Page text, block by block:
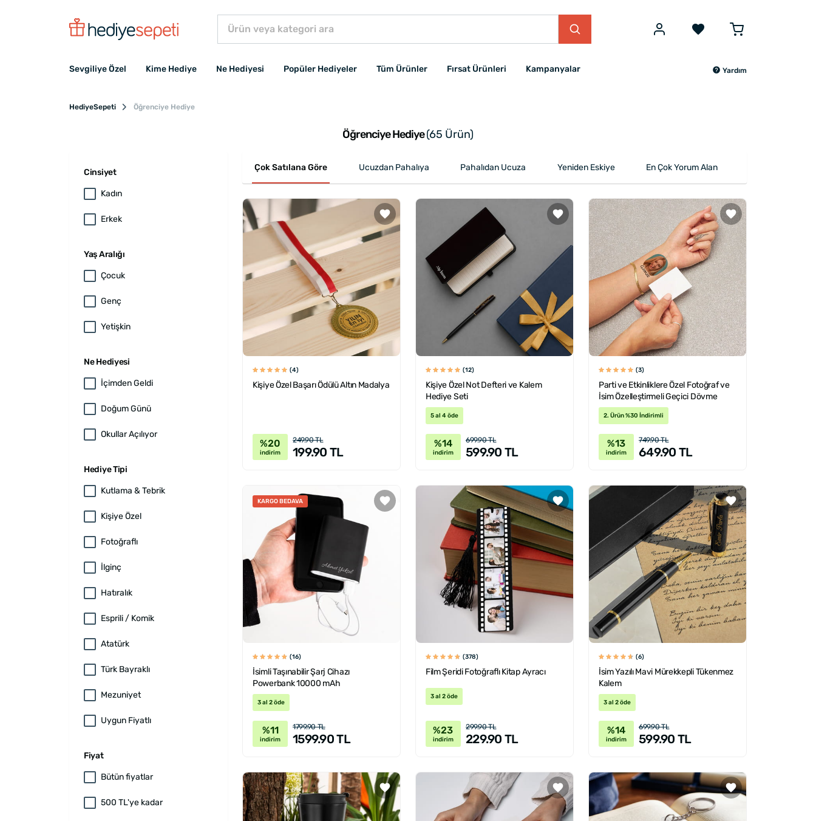
Sevgiliye Özel Kime Hediye Ne Hediyesi Popüler Hediyeler Tüm Ürünler Fırsat Ürünleri Kampanyalar Yardım
HediyeSepeti Öğrenciye Hediye
Öğrenciye Hediye(65 Ürün)
Cinsiyet
Kadın
Erkek
Yaş Aralığı
Çocuk
Genç
Yetişkin
Ne Hediyesi
İçimden Geldi
Doğum Günü
Okullar Açılıyor
Hediye Tipi
Kutlama & Tebrik
Kişiye Özel
Fotoğraflı
İlginç
Hatıralık
Esprili / Komik
Atatürk
Türk Bayraklı
Mezuniyet
Uygun Fiyatlı
Fiyat
Bütün fiyatlar
500 TL'ye kadar
Çok Satılana Göre Ucuzdan Pahalıya Pahalıdan Ucuza Yeniden Eskiye En Çok Yorum Alan
(4)
Kişiye Özel Başarı Ödülü Altın Madalya
%20
indirim
249.90 TL
199.90 TL
(12)
Kişiye Özel Not Defteri ve Kalem
Hediye Seti
5 al 4 öde
%14
indirim
699.90 TL
599.90 TL
(3)
Parti ve Etkinliklere Özel Fotoğraf ve
İsim Özelleştirmeli Geçici Dövme
2. Ürün %30 İndirimli
%13
indirim
749.90 TL
649.90 TL
KARGO BEDAVA
(16)
İsimli Taşınabilir Şarj Cihazı
Powerbank 10000 mAh
3 al 2 öde
%11
indirim
1799.90 TL
1599.90 TL
(378)
Film Şeridi Fotoğraflı Kitap Ayracı
3 al 2 öde
%23
indirim
299.90 TL
229.90 TL
(6)
İsim Yazılı Mavi Mürekkepli Tükenmez
Kalem
3 al 2 öde
%14
indirim
699.90 TL
599.90 TL